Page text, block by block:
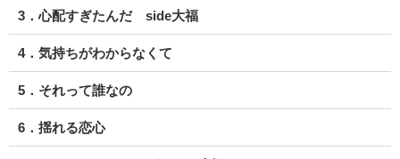
3．心配すぎたんだ side大福
4．気持ちがわからなくて
5．それって誰なの
6．揺れる恋心